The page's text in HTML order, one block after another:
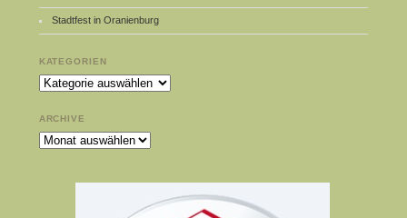
Stadtfest in Oranienburg
KATEGORIEN
Kategorien
ARCHIVE
Archive